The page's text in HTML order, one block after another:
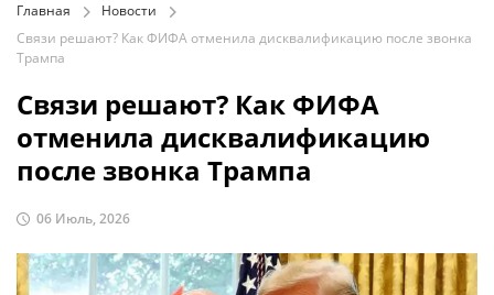
Главная
Новости
Связи решают? Как ФИФА отменила дисквалификацию после звонка
Трампа
Связи решают? Как ФИФА
отменила дисквалификацию
после звонка Трампа
06 Июль, 2026